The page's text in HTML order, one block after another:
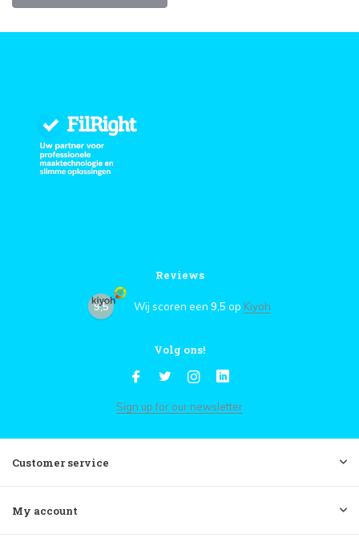
Reviews
9,5 Wij scoren een 9,5 op Kiyoh
Volg ons!
Sign up for our newsletter
Customer service
My account